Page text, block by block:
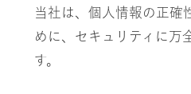
当社は、個人情報の正確
めに、セキュリティに万
す。